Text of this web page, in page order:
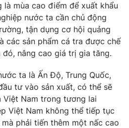
là mùa cao điểm để xuất khẩu
nước ta cần chủ động
tận dụng cơ hội quảng
các sản phẩm cá tra được chế
đó, nâng cao giá trị gia tăng.
ta là Ấn Độ, Trung Quốc,
tư vào sản xuất, có thể sẽ
Việt Nam trong tương lai
Việt Nam không thể tiếp tục
phải tiến thêm một nấc cao